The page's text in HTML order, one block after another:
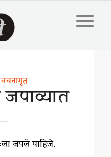
वचनामृत
जपाव्यात
जपले पाहिजे.